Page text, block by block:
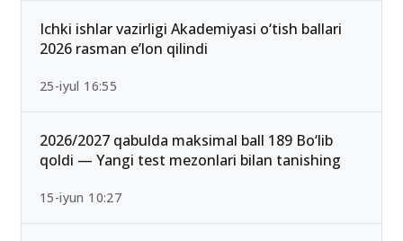
Ichki ishlar vazirligi Akademiyasi o‘tish ballari
2026 rasman e’lon qilindi
25-iyul 16:55
2026/2027 qabulda maksimal ball 189 Bo‘lib
qoldi — Yangi test mezonlari bilan tanishing
15-iyun 10:27